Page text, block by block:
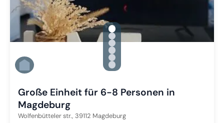
gallery.slide_selector
Zu Slide 1 wechseln
Zu Slide 2 wechseln
Zu Slide 3 wechseln
Zu Slide 4 wechseln
Zu Slide 5 wechseln
Zu Slide 6 wechseln
Große Einheit für 6-8 Personen in
Magdeburg
Wolfenbütteler str., 39112 Magdeburg